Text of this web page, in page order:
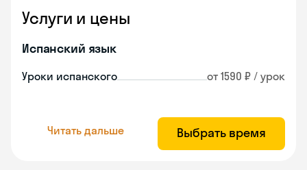
Услуги и цены
Испанский язык
Уроки испанского от 1590 ₽ / урок
Читать дальше Выбрать время